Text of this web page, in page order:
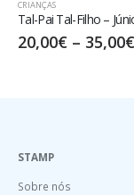
– Júnior
35,00€
STAMP
Sobre nós